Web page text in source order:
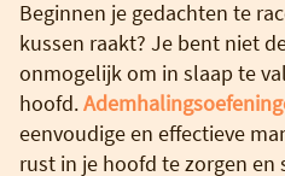
Beginnen je gedachten te
kussen raakt? Je bent niet
onmogelijk om in slaap te
hoofd.
eenvoudige en effectieve
rust in je hoofd te zorgen